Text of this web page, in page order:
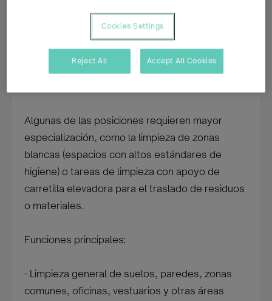
seleccionadas se encargarán de mantener en
perfecto estado de limpieza y orden las
instalaciones asignadas, garantizando el
cumplimiento de los procedimientos de higiene
Algunas de las posiciones requieren mayor
especialización, como la limpieza de zonas
blancas (espacios con altos estándares de
higiene) o tareas de limpieza con apoyo de
carretilla elevadora para el traslado de residuos
o materiales.
Funciones principales:
- Limpieza general de suelos, paredes, zonas
comunes, oficinas, vestuarios y otras áreas
Cookies Settings
Reject All Accept All Cookies